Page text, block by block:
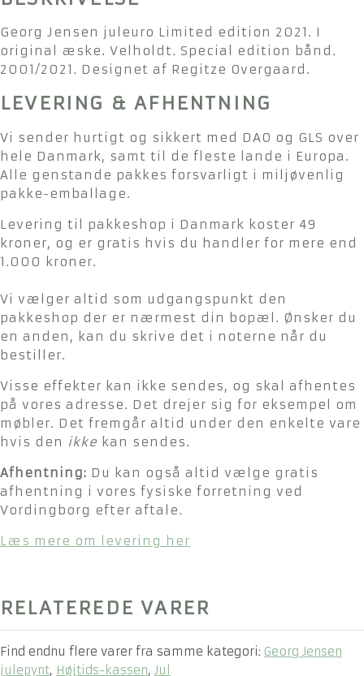
Georg Jensen juleuro Limited edition 2021. I
original æske. Velholdt. Special edition bånd.
2001/2021. Designet af Regitze Overgaard.
LEVERING & AFHENTNING
Vi sender hurtigt og sikkert med DAO og GLS over
hele Danmark, samt til de fleste lande i Europa.
Alle genstande pakkes forsvarligt i miljøvenlig
pakke-emballage.
Levering til pakkeshop i Danmark koster 49
kroner, og er gratis hvis du handler for mere end
1.000 kroner.
Vi vælger altid som udgangspunkt den
pakkeshop der er nærmest din bopæl. Ønsker du
en anden, kan du skrive det i noterne når du
bestiller.
Visse effekter kan ikke sendes, og skal afhentes
på vores adresse. Det drejer sig for eksempel om
møbler. Det fremgår altid under den enkelte vare
hvis den ikke kan sendes.
Afhentning: Du kan også altid vælge gratis
afhentning i vores fysiske forretning ved
Vordingborg efter aftale.
Læs mere om levering her
RELATEREDE VARER
Find endnu flere varer fra samme kategori: Georg Jensen
julepynt, Højtids-kassen,Jul